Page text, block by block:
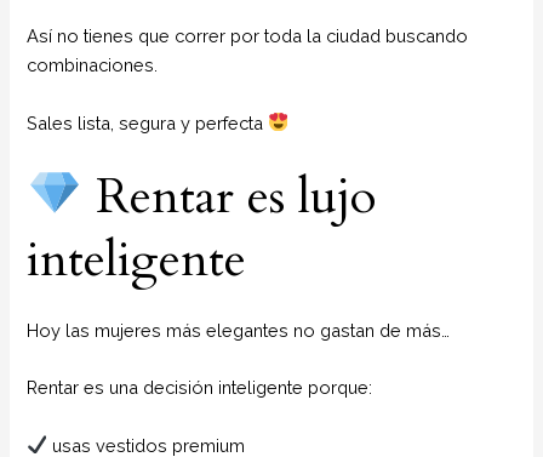
Así no tienes que correr por toda la ciudad buscando
combinaciones.
Sales lista, segura y perfecta
Rentar es lujo
inteligente
Hoy las mujeres más elegantes no gastan de más…
Rentar es una decisión inteligente porque:
usas vestidos premium